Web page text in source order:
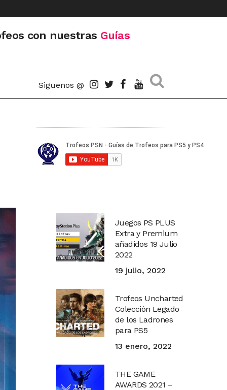
con nuestras Guías
Siguenos @
Juegos PS PLUS
Extra y Premium
añadidos 19 Julio
2022
19 julio, 2022
Trofeos Uncharted
Colección Legado
de los Ladrones
para PS5
13 enero, 2022
THE GAME
AWARDS 2021 –